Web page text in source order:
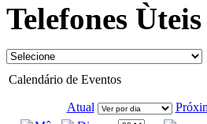
Telefones Ùteis
Calendário de Eventos
Atual